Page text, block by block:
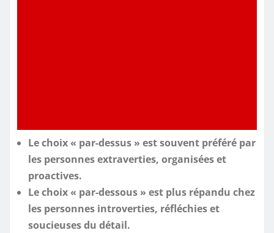
Le choix « par-dessus » est souvent préféré par
les personnes extraverties, organisées et
proactives.
Le choix « par-dessous » est plus répandu chez
les personnes introverties, réfléchies et
soucieuses du détail.